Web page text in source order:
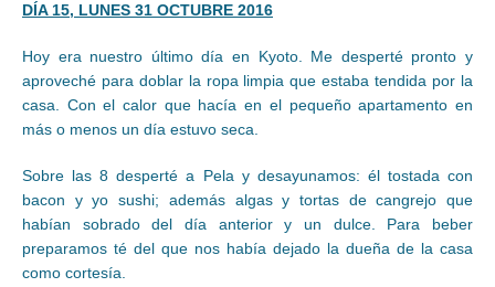
DÍA 15, LUNES 31 OCTUBRE 2016
Hoy era nuestro último día en Kyoto. Me desperté pronto y
aproveché para doblar la ropa limpia que estaba tendida por la
casa. Con el calor que hacía en el pequeño apartamento en
más o menos un día estuvo seca.
Sobre las 8 desperté a Pela y desayunamos: él tostada con
bacon y yo sushi; además algas y tortas de cangrejo que
habían sobrado del día anterior y un dulce. Para beber
preparamos té del que nos había dejado la dueña de la casa
como cortesía.